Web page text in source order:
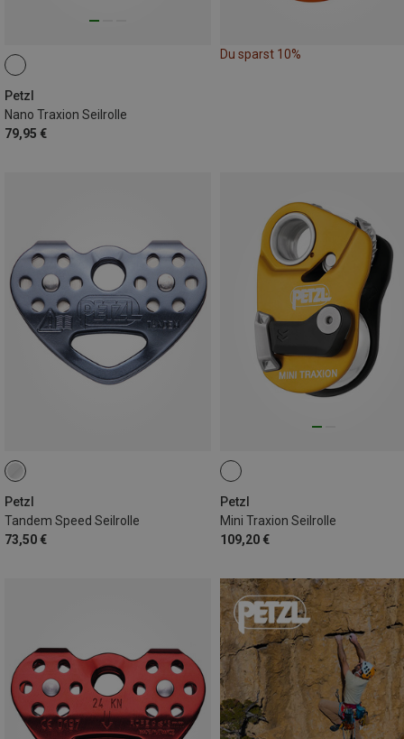
Petzl
Nano Traxion Seilrolle
79,95 €
Du sparst 10%
Petzl
Tandem Speed Seilrolle
73,50 €
Petzl
Mini Traxion Seilrolle
109,20 €